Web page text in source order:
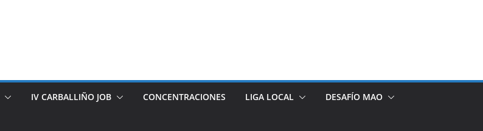
IV CARBALLIÑO JOB CONCENTRACIONES LIGA LOCAL DESAFÍO MAO